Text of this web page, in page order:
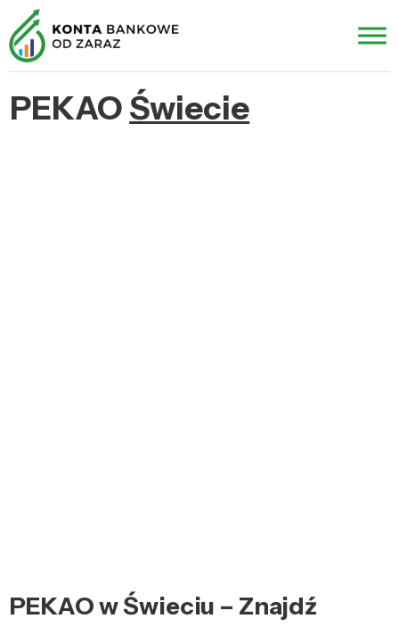
PEKAO Świecie
PEKAO w Świeciu – Znajdź